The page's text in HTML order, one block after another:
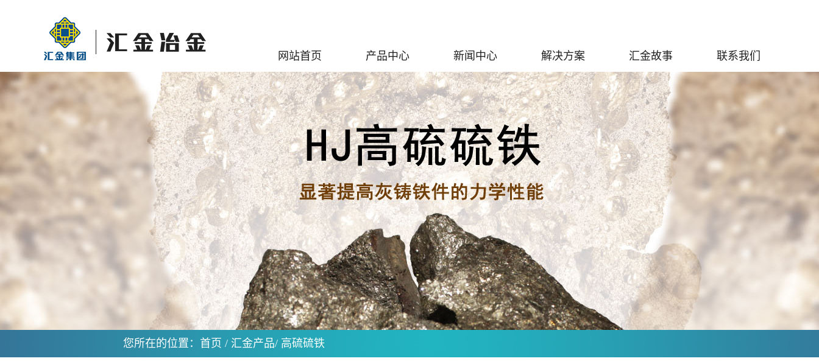
网站首页 产品中心 新闻中心 解决方案 汇金故事 联系我们
您所在的位置： 首页 / 汇金产品/ 高硫硫铁